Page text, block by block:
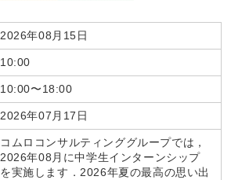
2026年08月15日
10:00
10:00〜18:00
2026年07月17日
コムロコンサルティンググループでは，
2026年08月に中学生インターンシップ
を実施します．2026年夏の最高の思い出